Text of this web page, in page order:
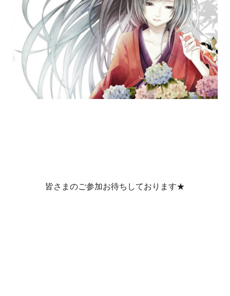
皆さまのご参加お待ちしております★